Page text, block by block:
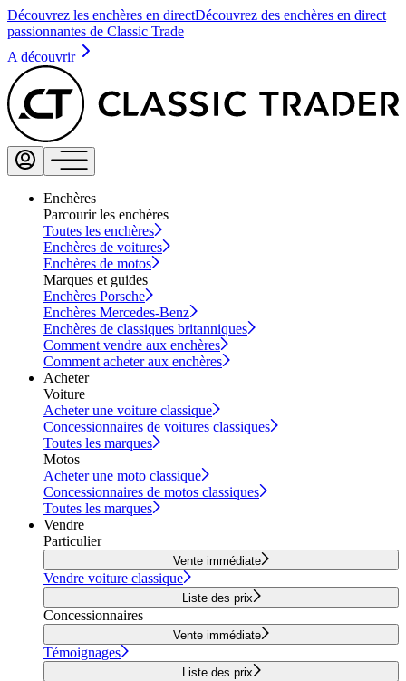
Découvrez les enchères en directDécouvrez des enchères en direct
passionnantes de Classic Trade
A découvrir
Enchères
Parcourir les enchères
Toutes les enchères
Enchères de voitures
Enchères de motos
Marques et guides
Enchères Porsche
Enchères Mercedes-Benz
Enchères de classiques britanniques
Comment vendre aux enchères
Comment acheter aux enchères
Acheter
Voiture
Acheter une voiture classique
Concessionnaires de voitures classiques
Toutes les marques
Motos
Acheter une moto classique
Concessionnaires de motos classiques
Toutes les marques
Vendre
Particulier
Vente immédiate
Vendre voiture classique
Liste des prix
Concessionnaires
Vente immédiate
Témoignages
Liste des prix